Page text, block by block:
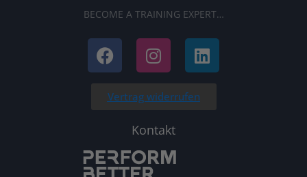
BECOME A TRAINING EXPERT…
Vertrag widerrufen
Kontakt